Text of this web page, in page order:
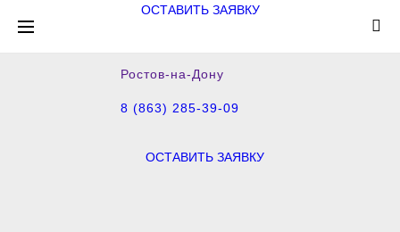
ОСТАВИТЬ ЗАЯВКУ
Ростов-на-Дону
8 (863) 285-39-09
ОСТАВИТЬ ЗАЯВКУ